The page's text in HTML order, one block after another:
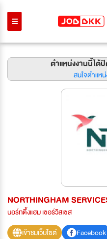
ตำแหน่งงานนี้ได้
สนใจตำแห
NORTHINGHAM
นอร์ทติ้งแฮม เซอร์วิสเซส
เข้าชมเว็บไซต์
Facebook